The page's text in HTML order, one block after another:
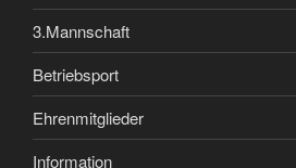
3.Mannschaft
Betriebsport
Ehrenmitglieder
Information